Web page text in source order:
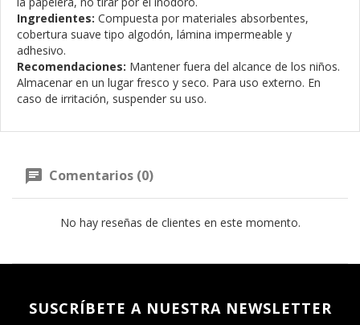
Ingredientes: Compuesta por materiales absorbentes,
cobertura suave tipo algodón, lámina impermeable y
adhesivo.
Recomendaciones: Mantener fuera del alcance de los niños.
Almacenar en un lugar fresco y seco. Para uso externo. En
caso de irritación, suspender su uso.
Comentarios (0)
No hay reseñas de clientes en este momento.
SUSCRÍBETE A NUESTRA NEWSLETTER